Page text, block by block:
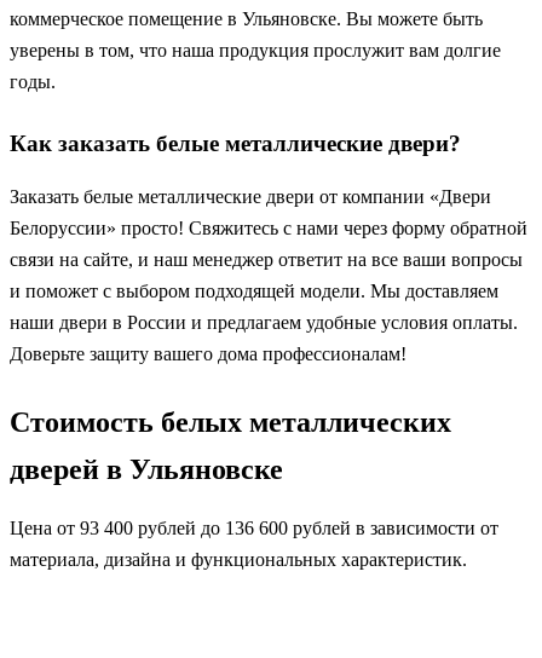
коммерческое помещение в Ульяновске. Вы можете быть
уверены в том, что наша продукция прослужит вам долгие
годы.
Как заказать белые металлические двери?
Заказать белые металлические двери от компании «Двери
Белоруссии» просто! Свяжитесь с нами через форму обратной
связи на сайте, и наш менеджер ответит на все ваши вопросы
и поможет с выбором подходящей модели. Мы доставляем
наши двери в России и предлагаем удобные условия оплаты.
Доверьте защиту вашего дома профессионалам!
Стоимость белых металлических
дверей в Ульяновске
Цена от 93 400 рублей до 136 600 рублей в зависимости от
материала, дизайна и функциональных характеристик.